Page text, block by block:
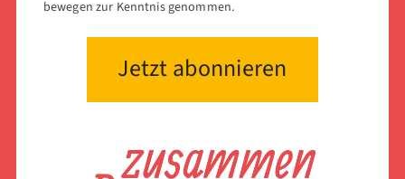
bewegen zur Kenntnis genommen.